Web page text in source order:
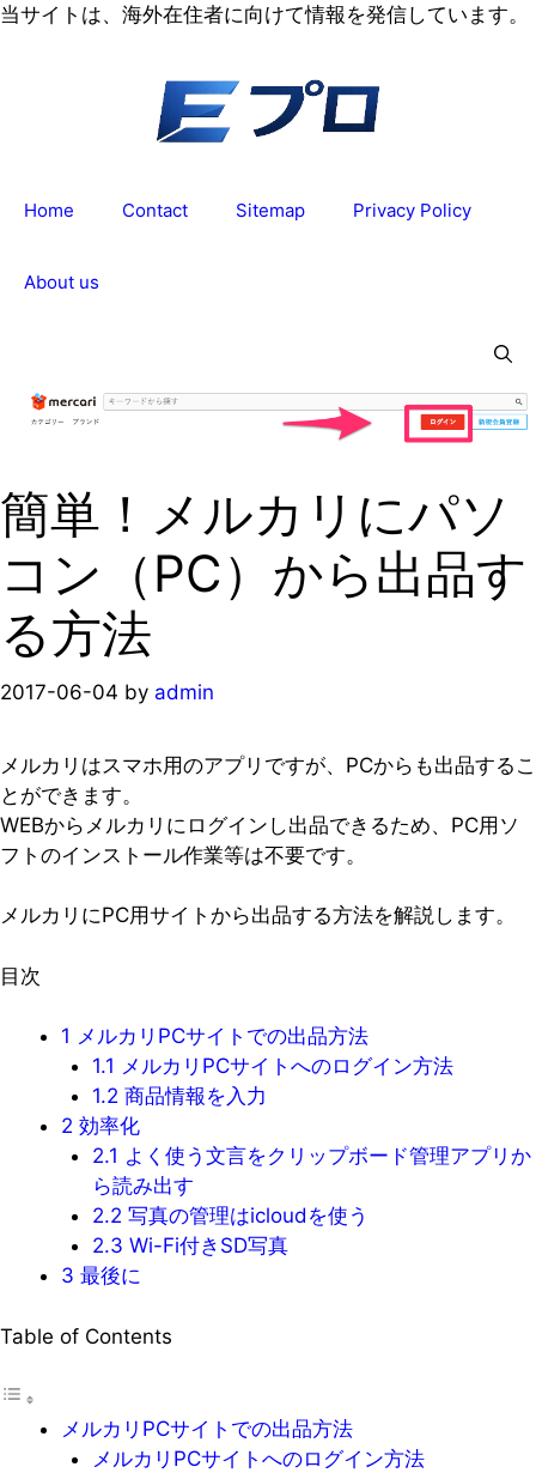
コ
当サイトは、海外在住者に向けて情報を発信しています。
Home Contact Sitemap Privacy Policy
About us
簡単！メルカリにパソ
コン（PC）から出品す
る方法
2017-06-04 by admin
メルカリはスマホ用のアプリですが、PCからも出品するこ
とができます。
WEBからメルカリにログインし出品できるため、PC用ソ
フトのインストール作業等は不要です。
メルカリにPC用サイトから出品する方法を解説します。
目次
1 メルカリPCサイトでの出品方法
1.1 メルカリPCサイトへのログイン方法
1.2 商品情報を入力
2 効率化
2.1 よく使う文言をクリップボード管理アプリか
ら読み出す
2.2 写真の管理はicloudを使う
2.3 Wi-Fi付きSD写真
3 最後に
Table of Contents
メルカリPCサイトでの出品方法
メルカリPCサイトへのログイン方法